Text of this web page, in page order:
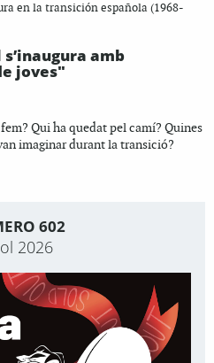
en la transición española (1968-
amb
joves"
Qui ha quedat pel camí? Quines
imaginar durant la transició?
602
2026